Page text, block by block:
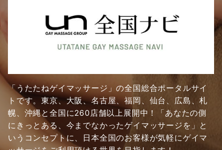
「うたたねゲイマッサージ」の全国総合ポータルサイ
トです。東京、大阪、名古屋、福岡、仙台、広島、札
幌、沖縄と全国に260店舗以上展開中！「あなたの側
にきっとある、今までなかったゲイマッサージを」と
いうコンセプトに、日本全国のお客様が気軽にゲイマ